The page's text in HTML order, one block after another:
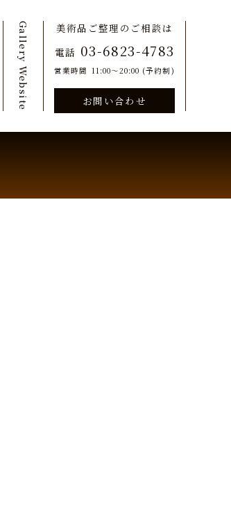
Gallery Website
美術品ご整理のご相談は
電話 03-6823-4783
営業時間 11:00～20:00 (予約制)
お問い合わせ